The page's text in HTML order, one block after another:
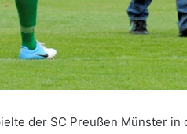
der SC Preußen Münster